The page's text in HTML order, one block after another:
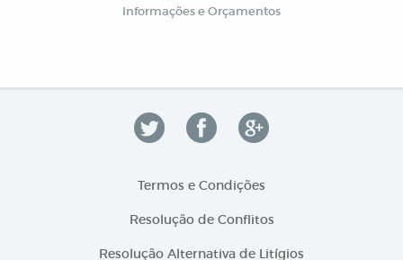
Informações e Orçamentos
Termos e Condições
Resolução de Conflitos
Resolução Alternativa de Litígios